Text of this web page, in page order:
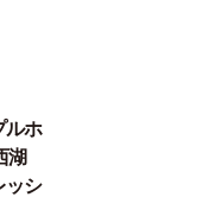
ルホ
湖
ッシ